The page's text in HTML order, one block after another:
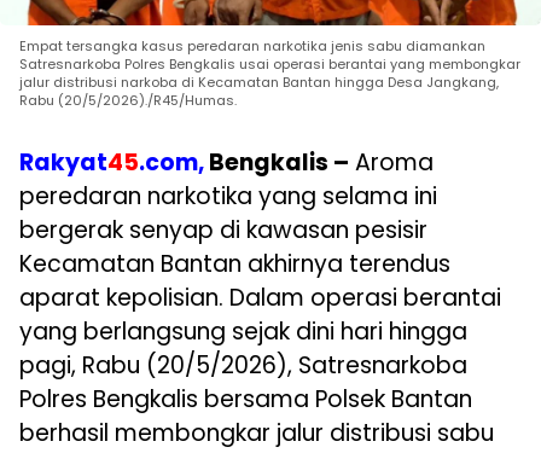
Empat tersangka kasus peredaran narkotika jenis sabu diamankan
Satresnarkoba Polres Bengkalis usai operasi berantai yang membongkar
jalur distribusi narkoba di Kecamatan Bantan hingga Desa Jangkang,
Rabu (20/5/2026)./R45/Humas.
Rakyat45.com,Bengkalis – Aroma
peredaran narkotika yang selama ini
bergerak senyap di kawasan pesisir
Kecamatan Bantan akhirnya terendus
aparat kepolisian. Dalam operasi berantai
yang berlangsung sejak dini hari hingga
pagi, Rabu (20/5/2026), Satresnarkoba
Polres Bengkalis bersama Polsek Bantan
berhasil membongkar jalur distribusi sabu